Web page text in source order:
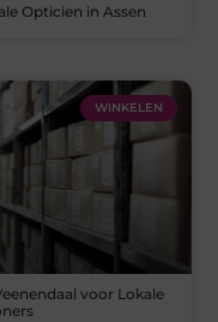
Opticien in Assen
WINKELEN
voor Lokale